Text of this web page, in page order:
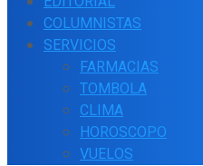
COLUMNISTAS
SERVICIOS
FARMACIAS
TOMBOLA
CLIMA
HOROSCOPO
VUELOS